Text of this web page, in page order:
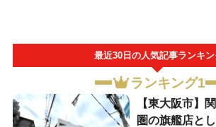
最近30日の人気記事ランキン
ランキング1
【東大阪市】
圏の旗艦店と